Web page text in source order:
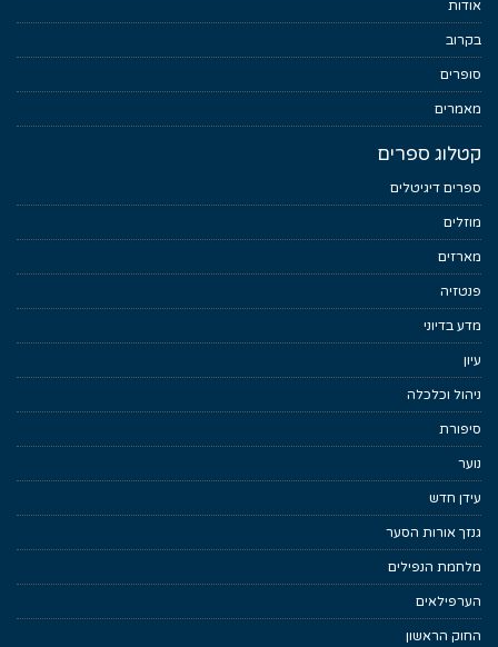
אודות
בקרוב
סופרים
מאמרים
קטלוג ספרים
ספרים דיגיטלים
מוזלים
מארזים
פנטזיה
מדע בדיוני
עיון
ניהול וכלכלה
סיפורת
נוער
עידן חדש
גנזך אורות הסער
מלחמת הנפילים
הערפילאים
החוק הראשון